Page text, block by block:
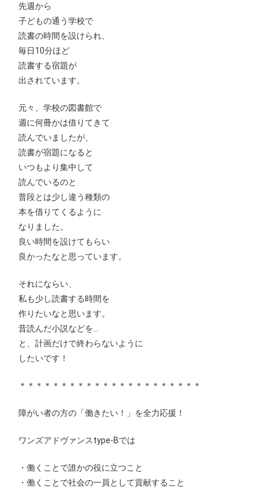
先週から
子どもの通う学校で
読書の時間を設けられ、
毎日10分ほど
読書する宿題が
出されています。
元々、学校の図書館で
週に何冊かは借りてきて
読んでいましたが、
読書が宿題になると
いつもより集中して
読んでいるのと
普段とは少し違う種類の
本を借りてくるように
なりました。
良い時間を設けてもらい
良かったなと思っています。
それにならい、
私も少し読書する時間を
作りたいなと思います。
昔読んだ小説などを…
と、計画だけで終わらないように
したいです！
＊＊＊＊＊＊＊＊＊＊＊＊＊＊＊＊＊＊＊＊＊＊
障がい者の方の「働きたい！」を全力応援！
ワンズアドヴァンスtype-Bでは
・働くことで誰かの役に立つこと
・働くことで社会の一員として貢献すること